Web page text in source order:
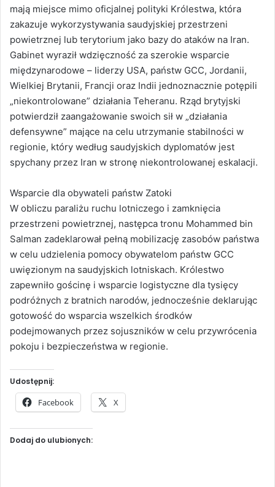
mają miejsce mimo oficjalnej polityki Królestwa, która
zakazuje wykorzystywania saudyjskiej przestrzeni
powietrznej lub terytorium jako bazy do ataków na Iran.
Gabinet wyraził wdzięczność za szerokie wsparcie
międzynarodowe – liderzy USA, państw GCC, Jordanii,
Wielkiej Brytanii, Francji oraz Indii jednoznacznie potępili
„niekontrolowane” działania Teheranu. Rząd brytyjski
potwierdził zaangażowanie swoich sił w „działania
defensywne” mające na celu utrzymanie stabilności w
regionie, który według saudyjskich dyplomatów jest
spychany przez Iran w stronę niekontrolowanej eskalacji.
Wsparcie dla obywateli państw Zatoki
W obliczu paraliżu ruchu lotniczego i zamknięcia
przestrzeni powietrznej, następca tronu Mohammed bin
Salman zadeklarował pełną mobilizację zasobów państwa
w celu udzielenia pomocy obywatelom państw GCC
uwięzionym na saudyjskich lotniskach. Królestwo
zapewniło gościnę i wsparcie logistyczne dla tysięcy
podróżnych z bratnich narodów, jednocześnie deklarując
gotowość do wsparcia wszelkich środków
podejmowanych przez sojuszników w celu przywrócenia
pokoju i bezpieczeństwa w regionie.
Udostępnij:
Facebook X
Dodaj do ulubionych: